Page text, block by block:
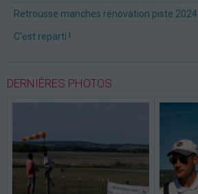
Retrousse manches rénovation piste 2024
C'est reparti !
DERNIÈRES PHOTOS